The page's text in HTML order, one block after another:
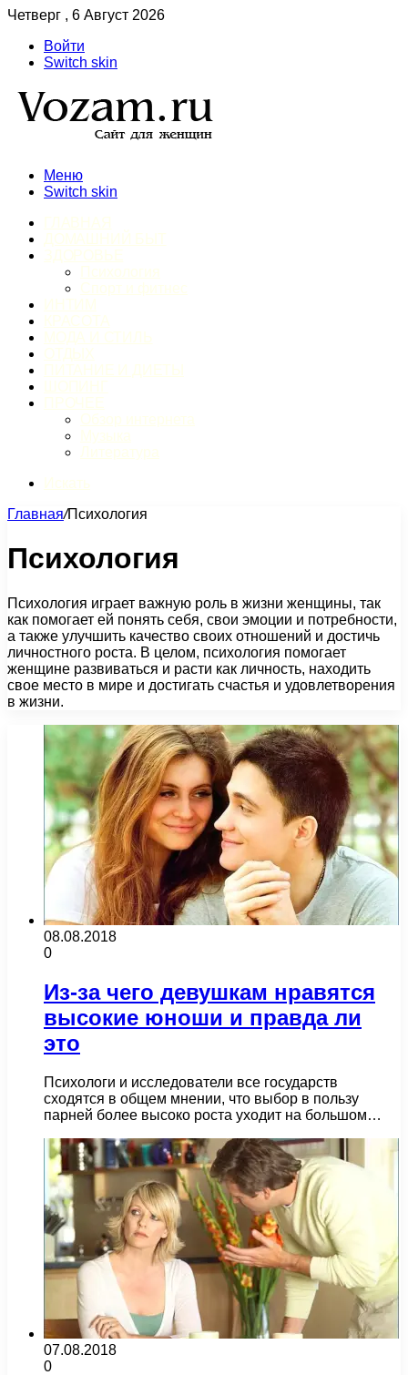
Четверг , 6 Август 2026
Войти
Switch skin
Меню
Switch skin
Главная/Психология
Психология
Психология играет важную роль в жизни женщины, так
как помогает ей понять себя, свои эмоции и потребности,
а также улучшить качество своих отношений и достичь
личностного роста. В целом, психология помогает
женщине развиваться и расти как личность, находить
свое место в мире и достигать счастья и удовлетворения
в жизни.
08.08.2018
0
Из-за чего девушкам нравятся
высокие юноши и правда ли
это
Психологи и исследователи все государств
сходятся в общем мнении, что выбор в пользу
парней более высоко роста уходит на большом…
07.08.2018
0